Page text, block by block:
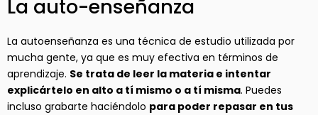
La auto-enseñanza
La autoenseñanza es una técnica de estudio utilizada por
mucha gente, ya que es muy efectiva en términos de
aprendizaje. Se trata de leer la materia e intentar
explicártelo en alto a tí mismo o a tí misma. Puedes
incluso grabarte haciéndolo para poder repasar en tus